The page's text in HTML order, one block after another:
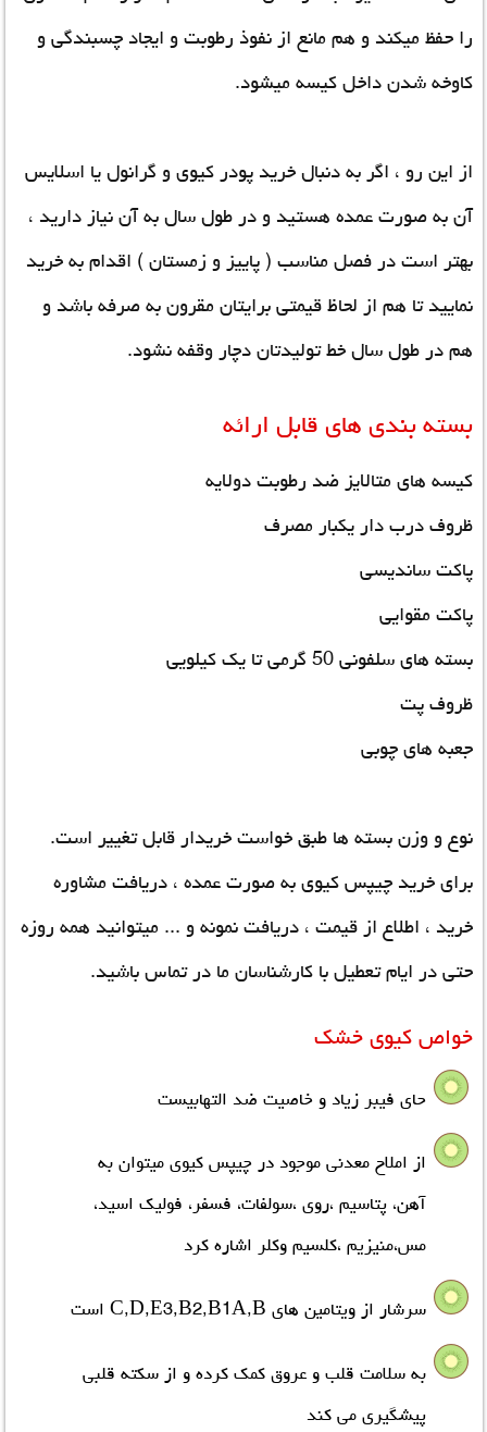
را حفظ میکند و هم مانع از نفوذ رطوبت و ایجاد چسبندگی و
کاوخه شدن داخل کیسه میشود.
از این رو ، اگر به دنبالخرید پودر کیویو گرانول یا اسلایس
آن به صورت عمده هستید و در طول سال به آن نیاز دارید ،
بهتر است در فصل مناسب ( پاییز و زمستان ) اقدام به خرید
نمایید تا هم از لحاظ قیمتی برایتان مقرون به صرفه باشد و
هم در طول سال خط تولیدتان دچار وقفه نشود.
بسته بندی های قابل ارائه
کیسه های متالایز ضد رطوبت دولایه
ظروف درب دار یکبار مصرف
پاکت ساندیسی
پاکت مقوایی
بسته های سلفونی 50 گرمی تا یک کیلویی
ظروف پت
جعبه های چوبی
نوع و وزن بسته ها طبق خواست خریدار قابل تغییر است.
برای خرید چیپس کیوی به صورت عمده ، دریافت مشاوره
خرید ، اطلاع از قیمت ، دریافت نمونه و ... میتوانید همه روزه
حتی در ایام تعطیل با کارشناسان ما در تماس باشید.
خواص کیوی خشک
حای فیبر زیاد و خاصیت ضد التهابیست
از املاح معدنی موجود در چیپس کیوی میتوان به
آهن، پتاسیم ،روي ،سولفات، فسفر، فولیک اسید،
مس،منیزیم ،کلسیم وکلر اشاره کرد
سرشار از ویتامین های C,D,E3,B2,B1A,B است
به سلامت قلب و عروق کمک کرده و از سکته قلبی
پیشگیري می کند